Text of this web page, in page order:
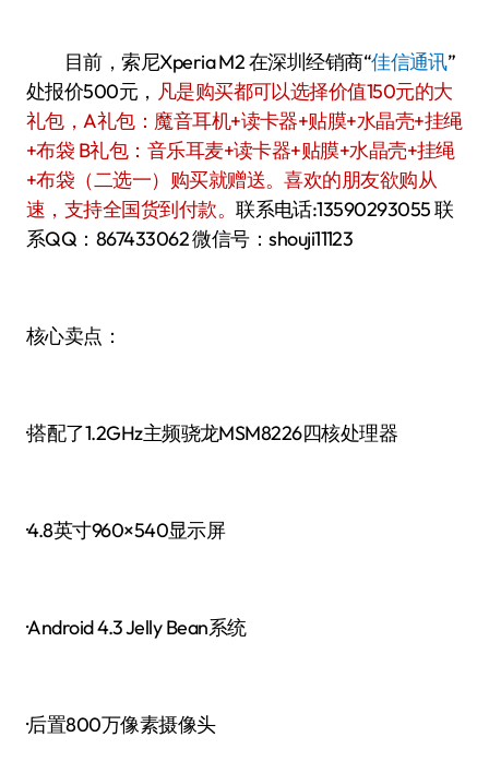
目前，索尼Xperia M2 在深圳经销商“佳信通讯”
处报价500元， 凡是购买都可以选择价值150元的大
礼包，A礼包：魔音耳机+读卡器+贴膜+水晶壳+挂绳
+布袋 B礼包：音乐耳麦+读卡器+贴膜+水晶壳+挂绳
+布袋（二选一）购买就赠送。喜欢的朋友欲购从
速，支持全国货到付款。联系电话:13590293055 联
系QQ：867433062 微信号：shouji11123
核心卖点：
·搭配了1.2GHz主频骁龙MSM8226四核处理器
·4.8英寸960×540显示屏
·Android 4.3 Jelly Bean系统
·后置800万像素摄像头